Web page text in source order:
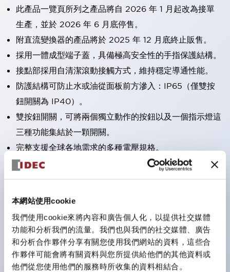
本網站使用cookie
我們使用cookie來將內容和廣告個人化，以提供社交媒體
功能和分析我們的流量。我們也與我們的社交媒體、廣告
和分析合作夥伴分享有關您使用我們網站的資料，這些合
作夥伴可能會將有關資料與您所提供給他們的其他資料或
他們從您使用他們的服務時所收集的資料相結合。
此產品一覽頁所列之產品將自 2026 年 1 月起改為接單
生產，並於 2026 年 6 月底停售。
附直流變換器的產品將於 2025 年 12 月底終止販售。
採用一體成型端子蓋，具備極高安全性的手指保護結構。
接點部採用自清潔滾動接觸方式，維持穩定導通性能。
防護結構可防止水或油從面板前方滲入：IP65（僅雙按
鈕開關為 IP40）。
雙按鈕開關，可將兩個獨立動作的按鈕以及一個指示燈這
三種功能集結於一顆開關。
完整支援全球各地需求的多種電壓規格。
一顆 LED 燈泡即可呈現六種顏色（LSRD 燈泡）。以往
需分色管理的 LED 燈泡，如今可用單一顆燈泡呈現多種
可清楚辨識正方平頭形指示燈的亮燈/熄燈狀態，以及點
燈時的顏色識別。
符合 ISO 3864-4 安全色規範：在危險或緊急狀況下，